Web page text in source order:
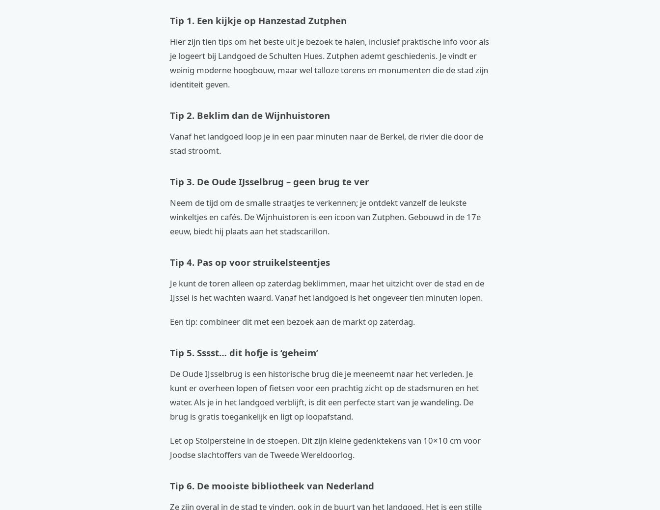
Tip 1. Een kijkje op Hanzestad Zutphen
Hier zijn tien tips om het beste uit je bezoek te halen, inclusief praktische info voor als
je logeert bij Landgoed de Schulten Hues. Zutphen ademt geschiedenis. Je vindt er
weinig moderne hoogbouw, maar wel talloze torens en monumenten die de stad zijn
identiteit geven.
Tip 2. Beklim dan de Wijnhuistoren
Vanaf het landgoed loop je in een paar minuten naar de Berkel, de rivier die door de
stad stroomt.
Tip 3. De Oude IJsselbrug – geen brug te ver
Neem de tijd om de smalle straatjes te verkennen; je ontdekt vanzelf de leukste
winkeltjes en cafés. De Wijnhuistoren is een icoon van Zutphen. Gebouwd in de 17e
eeuw, biedt hij plaats aan het stadscarillon.
Tip 4. Pas op voor struikelsteentjes
Je kunt de toren alleen op zaterdag beklimmen, maar het uitzicht over de stad en de
IJssel is het wachten waard. Vanaf het landgoed is het ongeveer tien minuten lopen.
Een tip: combineer dit met een bezoek aan de markt op zaterdag.
Tip 5. Sssst… dit hofje is ‘geheim’
De Oude IJsselbrug is een historische brug die je meeneemt naar het verleden. Je
kunt er overheen lopen of fietsen voor een prachtig zicht op de stadsmuren en het
water. Als je in het landgoed verblijft, is dit een perfecte start van je wandeling. De
brug is gratis toegankelijk en ligt op loopafstand.
Let op Stolpersteine in de stoepen. Dit zijn kleine gedenktekens van 10×10 cm voor
Joodse slachtoffers van de Tweede Wereldoorlog.
Tip 6. De mooiste bibliotheek van Nederland
Ze zijn overal in de stad te vinden, ook in de buurt van het landgoed. Het is een stille